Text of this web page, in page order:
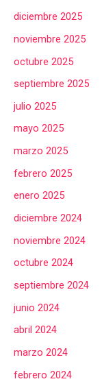
diciembre 2025
noviembre 2025
octubre 2025
septiembre 2025
julio 2025
mayo 2025
marzo 2025
febrero 2025
enero 2025
diciembre 2024
noviembre 2024
octubre 2024
septiembre 2024
junio 2024
abril 2024
marzo 2024
febrero 2024